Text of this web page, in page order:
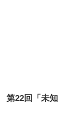
第22回「未知